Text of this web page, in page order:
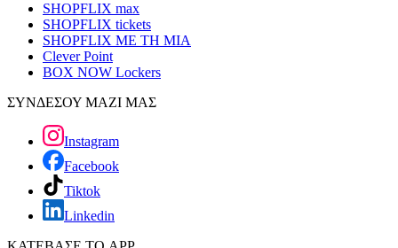
SHOPFLIX max
SHOPFLIX tickets
SHOPFLIX ΜΕ ΤΗ ΜΙΑ
Clever Point
BOX NOW Lockers
ΣΥΝΔΕΣΟΥ ΜΑΖΙ ΜΑΣ
Instagram
Facebook
Tiktok
Linkedin